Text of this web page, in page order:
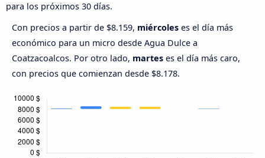
para los próximos 30 días.
Con precios a partir de $8.159, miércoles es el día más
económico para un micro desde Agua Dulce a
Coatzacoalcos. Por otro lado, martes es el día más caro,
con precios que comienzan desde $8.178.